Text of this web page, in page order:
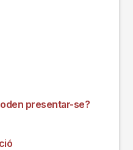
presentar-se?